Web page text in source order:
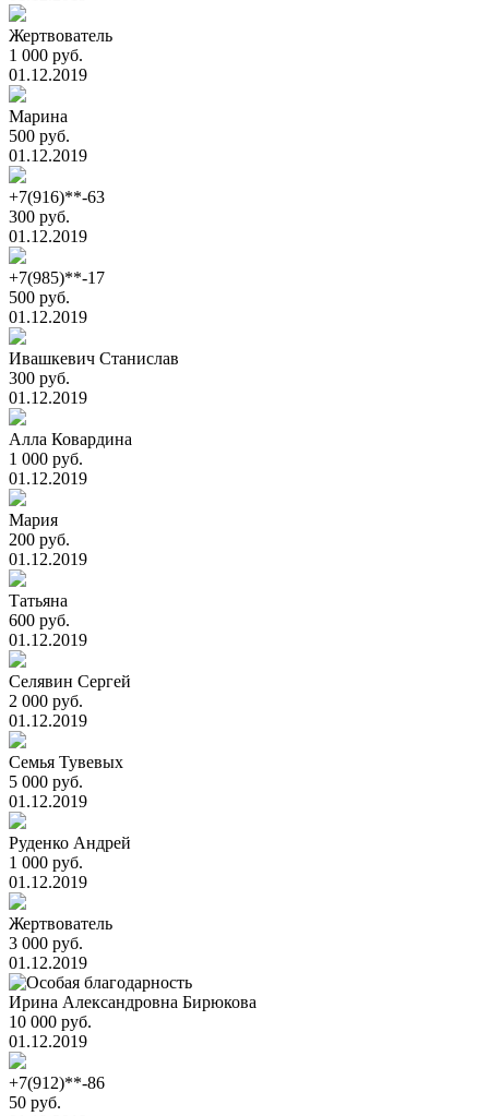
Жертвователь
1 000 руб.
01.12.2019
Марина
500 руб.
01.12.2019
+7(916)**-63
300 руб.
01.12.2019
+7(985)**-17
500 руб.
01.12.2019
Ивашкевич Станислав
300 руб.
01.12.2019
Алла Ковардина
1 000 руб.
01.12.2019
Мария
200 руб.
01.12.2019
Татьяна
600 руб.
01.12.2019
Селявин Сергей
2 000 руб.
01.12.2019
Семья Тувевых
5 000 руб.
01.12.2019
Руденко Андрей
1 000 руб.
01.12.2019
Жертвователь
3 000 руб.
01.12.2019
Ирина Александровна Бирюкова
10 000 руб.
01.12.2019
+7(912)**-86
50 руб.